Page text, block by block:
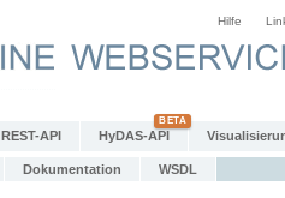
Hilfe
REST-API HyDAS-API
Dokumentation WSDL